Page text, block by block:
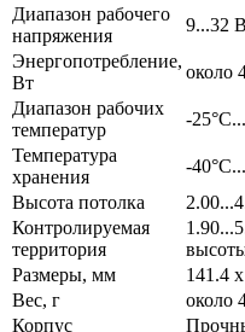
Диапазон рабочего
напряжения
9...32
Энергопотребление,
Вт
около
Диапазон рабочих
температур
-
Температура
хранения
-
Высота потолка
Контролируемая
территория
Размеры, мм
141.4
Вес, г
около
Корпус